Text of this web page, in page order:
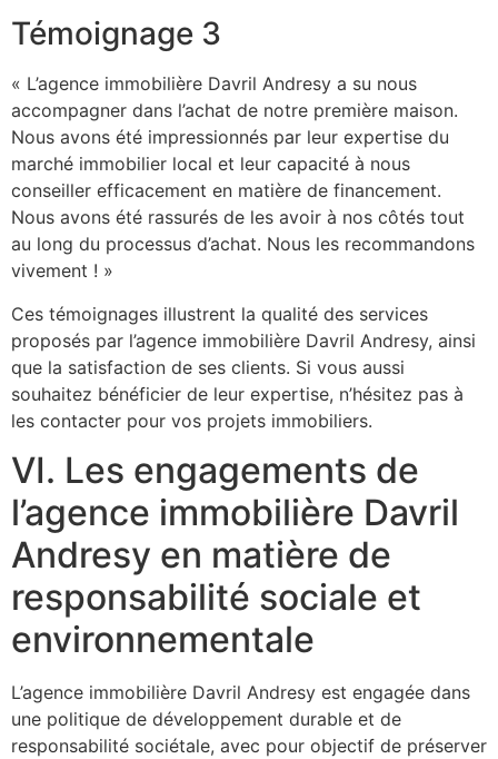
Témoignage 3
« L’agence immobilière Davril Andresy a su nous
accompagner dans l’achat de notre première maison.
Nous avons été impressionnés par leur expertise du
marché immobilier local et leur capacité à nous
conseiller efficacement en matière de financement.
Nous avons été rassurés de les avoir à nos côtés tout
au long du processus d’achat. Nous les recommandons
vivement ! »
Ces témoignages illustrent la qualité des services
proposés par l’agence immobilière Davril Andresy, ainsi
que la satisfaction de ses clients. Si vous aussi
souhaitez bénéficier de leur expertise, n’hésitez pas à
les contacter pour vos projets immobiliers.
VI. Les engagements de
l’agence immobilière Davril
Andresy en matière de
responsabilité sociale et
environnementale
L’agence immobilière Davril Andresy est engagée dans
une politique de développement durable et de
responsabilité sociétale, avec pour objectif de préserver